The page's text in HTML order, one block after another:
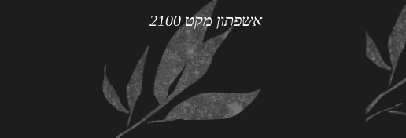
אשפתון מקט 2100